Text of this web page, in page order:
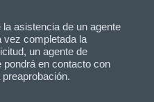
asistencia de un agente
completada la
un agente de
en contacto con